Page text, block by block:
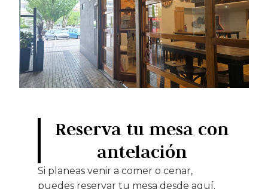
Reserva tu mesa con
antelación
Si planeas venir a comer o cenar,
puedes reservar tu mesa desde aquí.